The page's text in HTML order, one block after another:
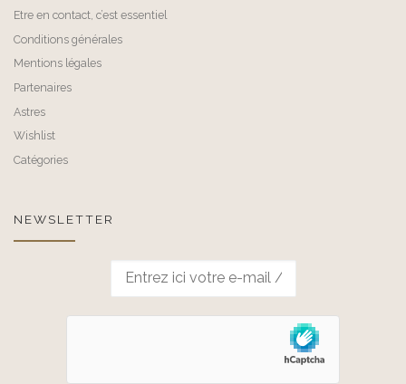
Etre en contact, c’est essentiel
Conditions générales
Mentions légales
Partenaires
Astres
Wishlist
Catégories
NEWSLETTER